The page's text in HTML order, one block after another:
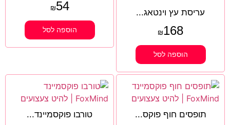
עריסת עץ וינטאג...
₪168
הוספה לסל
₪54
הוספה לסל
תופסים חוף פוקס... טורבו פוקסמיינד...